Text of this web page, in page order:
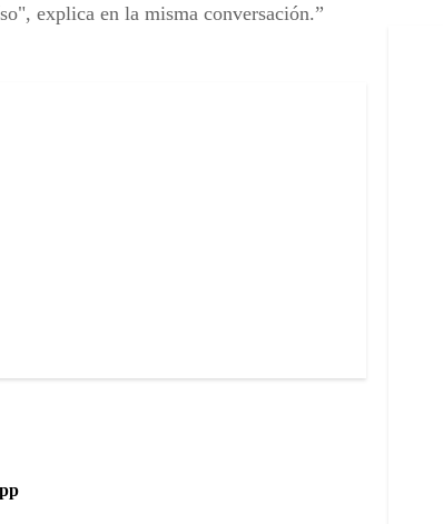
explica en la misma conversación.